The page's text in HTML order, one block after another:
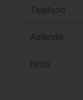
Telefono
Azienda
Nota